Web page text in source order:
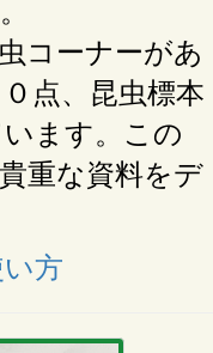
コーナーがあ
点、昆虫標本
ます。この
重な資料をデ
方